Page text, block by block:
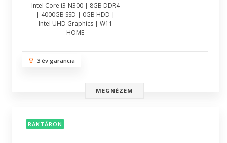
Intel Core i3-N300 | 8GB DDR4
| 4000GB SSD | 0GB HDD |
Intel UHD Graphics | W11
HOME
3 év garancia
MEGNÉZEM
RAKTÁRON